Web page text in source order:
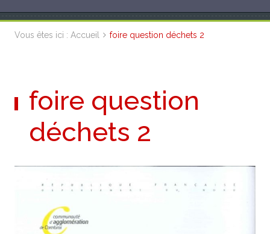
Vous êtes ici : Accueil foire question déchets 2
foire question
déchets 2